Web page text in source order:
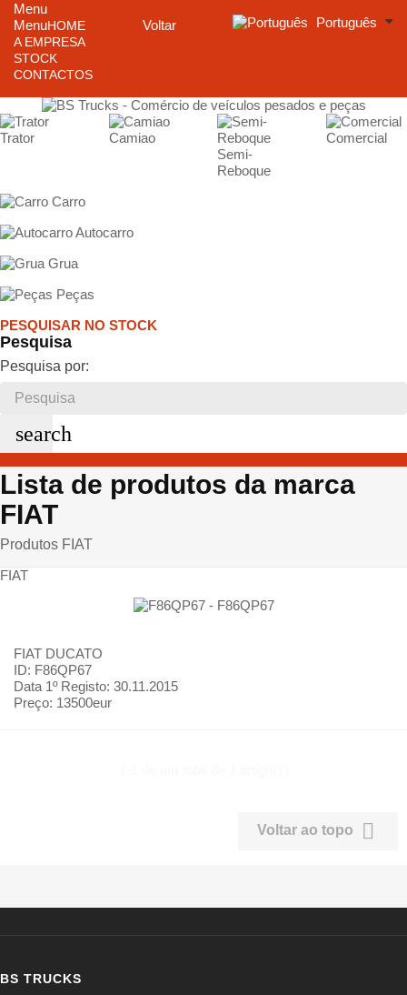
Menu
Menu
Voltar
HOME
A EMPRESA
STOCK
CONTACTOS
Português
Trator
Camiao
Semi-
Reboque
Comercial
Carro
Autocarro
Grua
Peças
PESQUISAR NO STOCK
Pesquisa
Pesquisa por:
search
Lista de produtos da marca
FIAT
Produtos FIAT
FIAT
FIAT DUCATO
ID: F86QP67
Data 1º Registo: 30.11.2015
Preço: 13500eur
Voltar ao topo 
BS TRUCKS